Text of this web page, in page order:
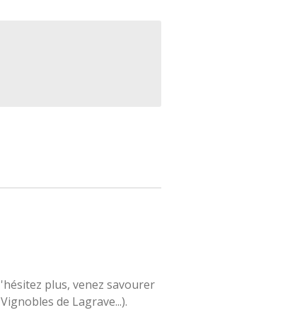
plus, venez savourer
de Lagrave...).